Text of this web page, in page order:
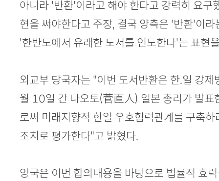
아니라 '반환'이라고 해야 한다고 강력히 요구
현을 써야한다고 주장, 결국 양측은 '반환'이
'한반도에서 유래한 도서를 인도한다'는 표현
외교부 당국자는 "이번 도서반환은 한.일 강
월 10일 간 나오토(菅直人) 일본 총리가 발표
로써 미래지향적 한일 우호협력관계를 구축
조치로 평가한다"고 밝혔다.
양국은 이번 합의내용을 바탕으로 법률적 효